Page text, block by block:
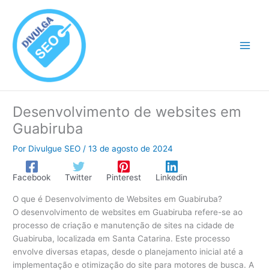
conteúdo
Desenvolvimento de websites em
Guabiruba
Por Divulgue SEO /13 de agosto de 2024
Facebook Twitter Pinterest Linkedin
O que é Desenvolvimento de Websites em Guabiruba?
O desenvolvimento de websites em Guabiruba refere-se ao
processo de criação e manutenção de sites na cidade de
Guabiruba, localizada em Santa Catarina. Este processo
envolve diversas etapas, desde o planejamento inicial até a
implementação e otimização do site para motores de busca. A